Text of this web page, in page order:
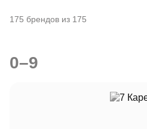
175 брендов из 175
0–9